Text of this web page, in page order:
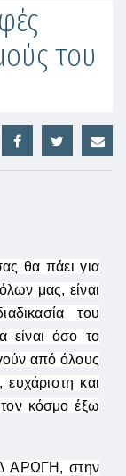
του
θα πάει για
μας, είναι
του
είναι όσο το
από όλους
και
τον κόσμο έξω
ΑΡΩΓΗ, στην